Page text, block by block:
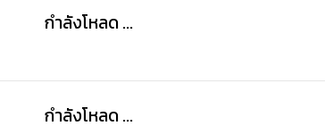
กำลังโหลด ...
กำลังโหลด ...